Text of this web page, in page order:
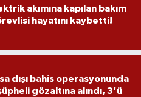
akımına kapılan bakım
hayatını kaybetti!
dışı bahis operasyonunda
gözaltına alındı, 3'ü